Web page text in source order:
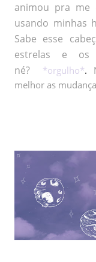
animou pra me
usando minhas
Sabe esse
estrelas e os
né?
*orgulho*.
melhor as